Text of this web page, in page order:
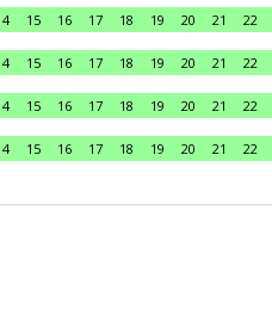
15 16 17 18 19 20 21 22
15 16 17 18 19 20 21 22
15 16 17 18 19 20 21 22
15 16 17 18 19 20 21 22